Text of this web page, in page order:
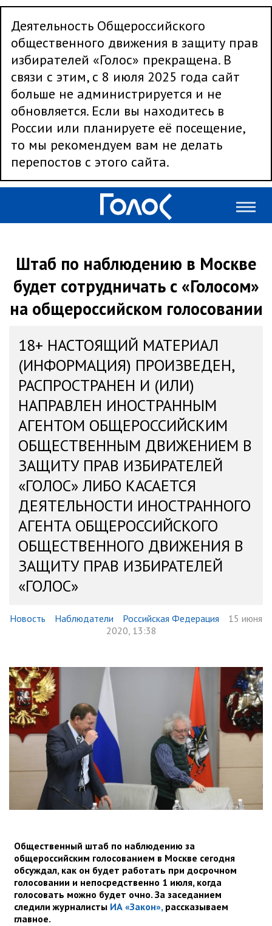
Деятельность Общероссийского
общественного движения в защиту прав
избирателей «Голос» прекращена. В
связи с этим, с 8 июля 2025 года сайт
больше не администрируется и не
обновляется. Если вы находитесь в
России или планируете её посещение,
то мы рекомендуем вам не делать
перепостов с этого сайта.
Штаб по наблюдению в Москве
будет сотрудничать с «Голосом»
на общероссийском голосовании
18+ НАСТОЯЩИЙ МАТЕРИАЛ
(ИНФОРМАЦИЯ) ПРОИЗВЕДЕН,
РАСПРОСТРАНЕН И (ИЛИ)
НАПРАВЛЕН ИНОСТРАННЫМ
АГЕНТОМ ОБЩЕРОССИЙСКИМ
ОБЩЕСТВЕННЫМ ДВИЖЕНИЕМ В
ЗАЩИТУ ПРАВ ИЗБИРАТЕЛЕЙ
«ГОЛОС» ЛИБО КАСАЕТСЯ
ДЕЯТЕЛЬНОСТИ ИНОСТРАННОГО
АГЕНТА ОБЩЕРОССИЙСКОГО
ОБЩЕСТВЕННОГО ДВИЖЕНИЯ В
ЗАЩИТУ ПРАВ ИЗБИРАТЕЛЕЙ
«ГОЛОС»
Новость Наблюдатели Российская Федерация
15 июня
2020, 13:38
Общественный штаб по наблюдению за
общероссийским голосованием в Москве сегодня
обсуждал, как он будет работать при досрочном
голосовании и непосредственно 1 июля, когда
голосовать можно будет очно. За заседанием
следили журналисты ИА «Закон»,рассказываем
главное.